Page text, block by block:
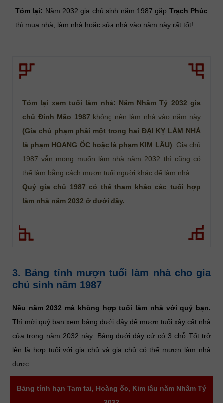
Tóm lại: Năm 2032 gia chủ sinh năm 1987 gặp Trạch Phúc
thì mua nhà, làm nhà hoặc sửa nhà vào năm này rất tốt!
Tóm lại xem tuổi làm nhà: Năm Nhâm Tý 2032 gia
chủ Đinh Mão 1987 không nên làm nhà vào năm này
(Gia chủ phạm phải một trong hai ĐẠI KỴ LÀM NHÀ
là phạm HOANG ỐC hoặc là phạm KIM LÂU) . Gia chủ
1987 vẫn mong muốn làm nhà năm 2032 thì cũng có
thể làm bằng cách mượn tuổi người khác để làm nhà.
Quý gia chủ 1987 có thể tham khảo các tuổi hợp
làm nhà năm 2032 ở dưới đây.
3. Bảng tính mượn tuổi làm nhà cho gia
chủ sinh năm 1987
Nếu năm 2032 mà không hợp tuổi làm nhà với quý bạn.
Thì mời quý bạn xem bảng dưới đây để mượn tuổi xây cất nhà
cửa trong năm 2032 này. Bảng dưới đây cứ có 3 chỗ Tốt trở
lên là hợp tuổi với gia chủ và gia chủ có thể mượn làm nhà
được.
Bảng tính hạn Tam tai, Hoàng ốc, Kim lâu năm Nhâm Tý